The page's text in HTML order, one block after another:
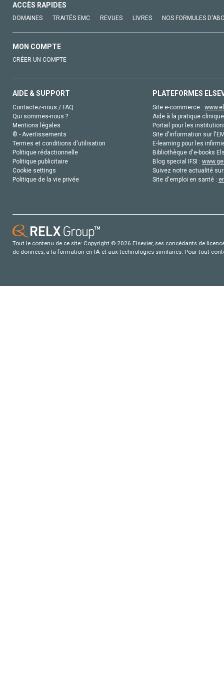
ACCÈS RAPIDES
DOMAINES TRAITÉS EMC REVUES LIVRES NOS FORMULES
MON COMPTE
CRÉER UN COMPTE
AIDE & SUPPORT
Contactez-nous / FAQ
Qui sommes-nous ?
Mentions légales
© - Avertissements
Termes et conditions d'utilisation
Politique rédactionnelle
Politique publicitaire
Cookie settings
Politique de la vie privée
PLATEFORMES
Site e-commerce :
Aide à la pratique
Portail pour les
Site d'information sur
E-learning pour les
Bibliothèque d'e-books
Blog special IFSI :
Suivez notre actualité
Site d'emploi en santé :
Tout le contenu de ce site: Copyright © 2026 Elsevier, ses concédants de
de données, a la formation en IA et aux technologies similaires. Pour tout